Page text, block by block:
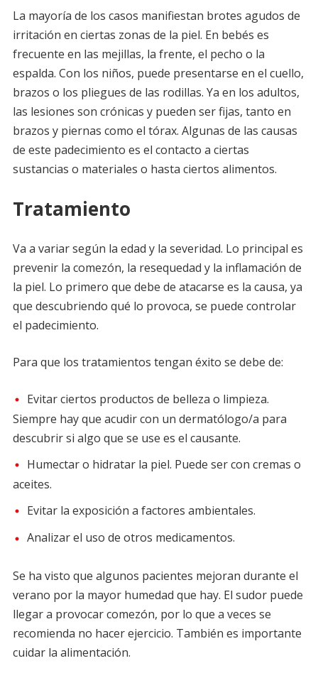
La mayoría de los casos manifiestan brotes agudos de
irritación en ciertas zonas de la piel. En bebés es
frecuente en las mejillas, la frente, el pecho o la
espalda. Con los niños, puede presentarse en el cuello,
brazos o los pliegues de las rodillas. Ya en los adultos,
las lesiones son crónicas y pueden ser fijas, tanto en
brazos y piernas como el tórax. Algunas de las causas
de este padecimiento es el contacto a ciertas
sustancias o materiales o hasta ciertos alimentos.
Tratamiento
Va a variar según la edad y la severidad. Lo principal es
prevenir la comezón, la resequedad y la inflamación de
la piel. Lo primero que debe de atacarse es la causa, ya
que descubriendo qué lo provoca, se puede controlar
el padecimiento.
Para que los tratamientos tengan éxito se debe de:
Evitar ciertos productos de belleza o limpieza.
Siempre hay que acudir con un dermatólogo/a para
descubrir si algo que se use es el causante.
Humectar o hidratar la piel. Puede ser con cremas o
aceites.
Evitar la exposición a factores ambientales.
Analizar el uso de otros medicamentos.
Se ha visto que algunos pacientes mejoran durante el
verano por la mayor humedad que hay. El sudor puede
llegar a provocar comezón, por lo que a veces se
recomienda no hacer ejercicio. También es importante
cuidar la alimentación.